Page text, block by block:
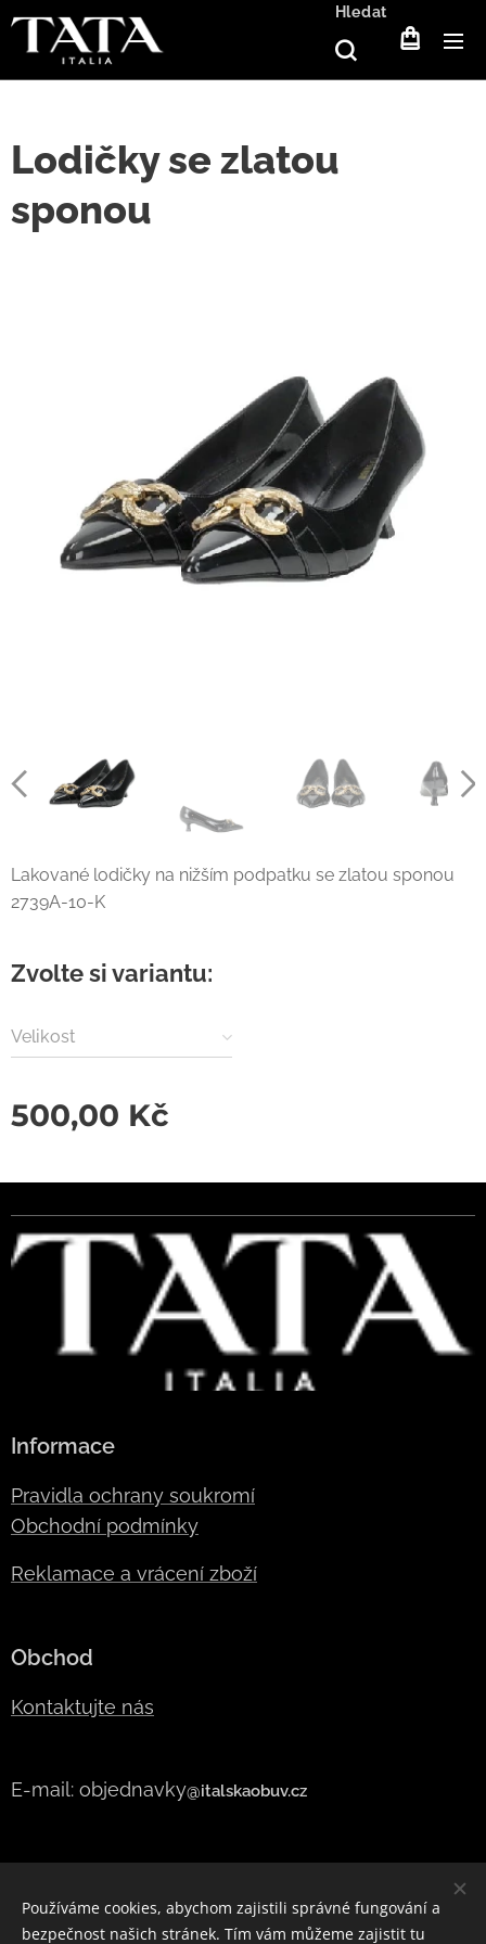
Hledat
Lodičky se zlatou
sponou
Lakované lodičky na nižším podpatku se zlatou sponou
2739A-10-K
Zvolte si variantu:
Velikost
500,00 Kč
Informace
Pravidla ochrany soukromí
Obchodní podmínky
Reklamace a vrácení zboží
Obchod
Kontaktujte nás
E-mail: objednavky@italskaobuv.cz
Používáme cookies, abychom zajistili správné fungování a
bezpečnost našich stránek. Tím vám můžeme zajistit tu